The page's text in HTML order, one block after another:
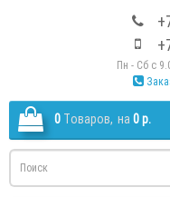
Пн - Сб с
0 Tоваров, на 0 р.